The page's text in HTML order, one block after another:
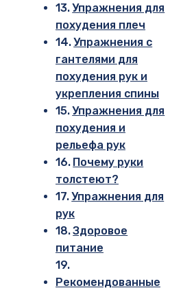
Упражнения для
похудения плеч
Упражнения с
гантелями для
похудения рук и
укрепления спины
Упражнения для
похудения и
рельефа рук
Почему руки
толстеют?
Упражнения для
рук
Здоровое
питание
Рекомендованные